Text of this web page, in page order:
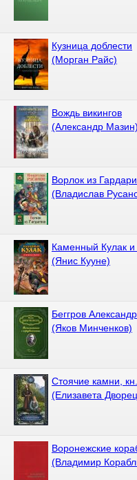
Кузница доблести
(Морган Райс)
Вождь викингов
(Александр Мазин)
Ворлок из
(Владислав
Каменный Кулак
(Янис Кууне)
Беггров
(Яков Минченков)
Стоячие камни,
(Елизавета
Воронежские
(Владимир